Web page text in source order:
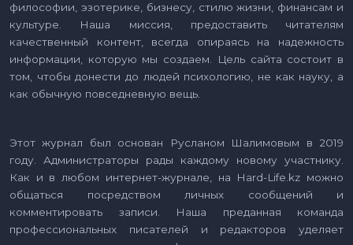
философии, эзотерике, бизнесу, стилю жизни, финансам и
культуре. Наша миссия, предоставить читателям
качественный контент, всегда опираясь на надежность
информации, которую мы создаем. Цель сайта состоит в
том, чтобы донести до людей психологию, не как науку, а
как обычную повседневную вещь.
Этот журнал был основан Русланом Шалимовым в 2019
году. Администраторы рады каждому новому участнику.
Как и в любом интернет-журнале, на Hard-Life.kz можно
общаться посредством личных сообщений и
комментировать записи. Наша преданная команда
профессиональных писателей и редакторов уделяет